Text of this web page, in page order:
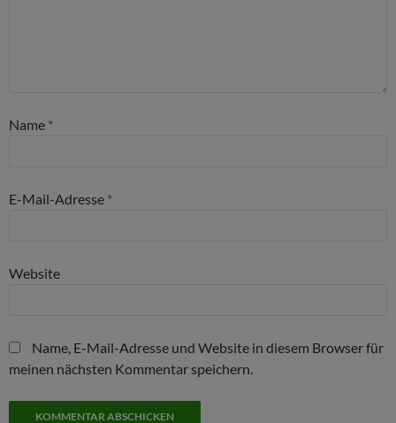
Name *
E-Mail-Adresse *
Website
Name, E-Mail-Adresse und Website in diesem Browser für
meinen nächsten Kommentar speichern.